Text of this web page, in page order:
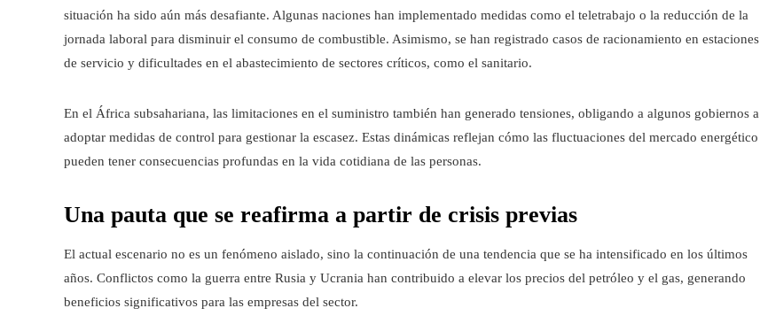
situación ha sido aún más desafiante. Algunas naciones han implementado medidas como el teletrabajo o la reducción de la
jornada laboral para disminuir el consumo de combustible. Asimismo, se han registrado casos de racionamiento en estaciones
de servicio y dificultades en el abastecimiento de sectores críticos, como el sanitario.
En el África subsahariana, las limitaciones en el suministro también han generado tensiones, obligando a algunos gobiernos a
adoptar medidas de control para gestionar la escasez. Estas dinámicas reflejan cómo las fluctuaciones del mercado energético
pueden tener consecuencias profundas en la vida cotidiana de las personas.
Una pauta que se reafirma a partir de crisis previas
El actual escenario no es un fenómeno aislado, sino la continuación de una tendencia que se ha intensificado en los últimos
años. Conflictos como la guerra entre Rusia y Ucrania han contribuido a elevar los precios del petróleo y el gas, generando
beneficios significativos para las empresas del sector.